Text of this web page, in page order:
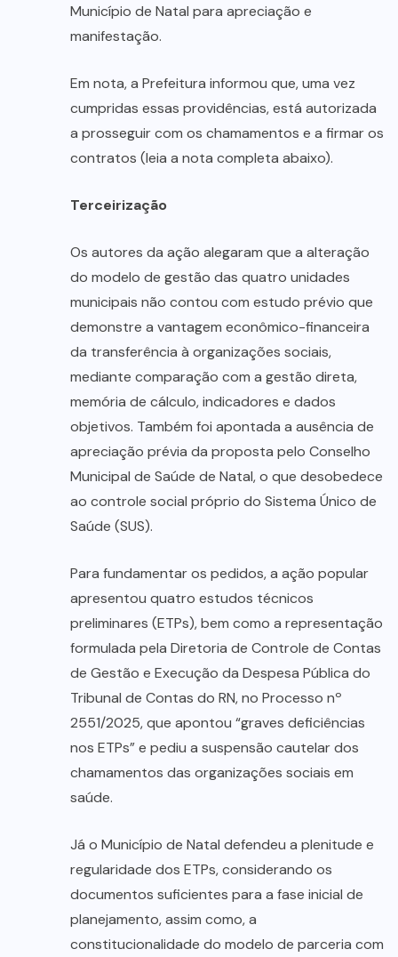
Município de Natal para apreciação e
manifestação.
Em nota, a Prefeitura informou que, uma vez
cumpridas essas providências, está autorizada
a prosseguir com os chamamentos e a firmar os
contratos (leia a nota completa abaixo).
Terceirização
Os autores da ação alegaram que a alteração
do modelo de gestão das quatro unidades
municipais não contou com estudo prévio que
demonstre a vantagem econômico-financeira
da transferência à organizações sociais,
mediante comparação com a gestão direta,
memória de cálculo, indicadores e dados
objetivos. Também foi apontada a ausência de
apreciação prévia da proposta pelo Conselho
Municipal de Saúde de Natal, o que desobedece
ao controle social próprio do Sistema Único de
Saúde (SUS).
Para fundamentar os pedidos, a ação popular
apresentou quatro estudos técnicos
preliminares (ETPs), bem como a representação
formulada pela Diretoria de Controle de Contas
de Gestão e Execução da Despesa Pública do
Tribunal de Contas do RN, no Processo nº
2551/2025, que apontou “graves deficiências
nos ETPs” e pediu a suspensão cautelar dos
chamamentos das organizações sociais em
saúde.
Já o Município de Natal defendeu a plenitude e
regularidade dos ETPs, considerando os
documentos suficientes para a fase inicial de
planejamento, assim como, a
constitucionalidade do modelo de parceria com